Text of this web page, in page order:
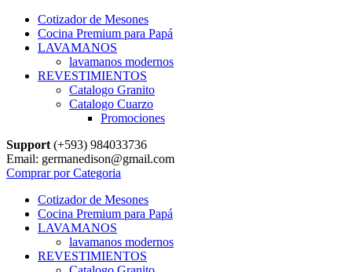
Cotizador de Mesones
Cocina Premium para Papá
LAVAMANOS
lavamanos modernos
REVESTIMIENTOS
Catalogo Granito
Catalogo Cuarzo
Promociones
Support (+593) 984033736
Email: germanedison@gmail.com
Comprar por Categoria
Cotizador de Mesones
Cocina Premium para Papá
LAVAMANOS
lavamanos modernos
REVESTIMIENTOS